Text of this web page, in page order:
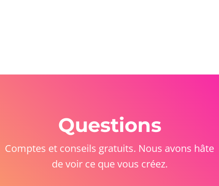
Questions
Comptes et conseils gratuits. Nous avons hâte
de voir ce que vous créez.